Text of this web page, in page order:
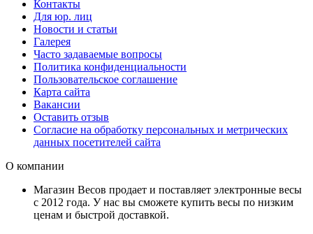
Контакты
Для юр. лиц
Новости и статьи
Галерея
Часто задаваемые вопросы
Политика конфиденциальности
Пользовательское соглашение
Карта сайта
Вакансии
Оставить отзыв
Согласие на обработку персональных и метрических
данных посетителей сайта
О компании
Магазин Весов продает и поставляет электронные весы
с 2012 года. У нас вы сможете купить весы по низким
ценам и быстрой доставкой.